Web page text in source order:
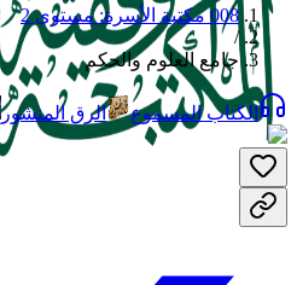
008 مكتبة الأسرة: مستوى 2
/
جامع العلوم والحكم
الكتاب المسموع الرق المنشور